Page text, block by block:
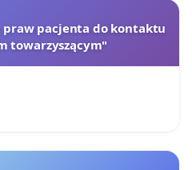
pacjenta do kontaktu
towarzyszącym"